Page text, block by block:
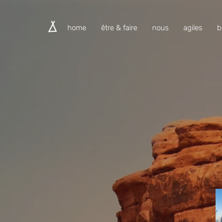
home être & faire nous agiles